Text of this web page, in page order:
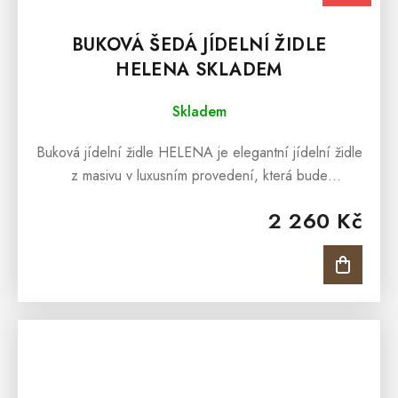
BUKOVÁ ŠEDÁ JÍDELNÍ ŽIDLE
HELENA SKLADEM
Skladem
2 260 Kč
Buková jídelní židle HELENA je elegantní jídelní židle
z masivu v luxusním provedení, která bude
Čalouněná šedá jídelní židle...